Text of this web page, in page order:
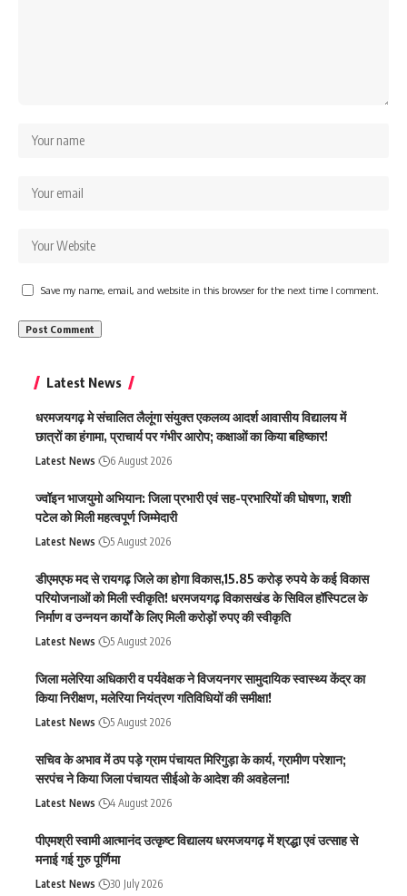
Save my name, email, and website in this browser for the next time I comment.
Latest News
धरमजयगढ़ मे संचालित लैलूंगा संयुक्त एकलव्य आदर्श आवासीय विद्यालय में
छात्रों का हंगामा, प्राचार्य पर गंभीर आरोप; कक्षाओं का किया बहिष्कार!
Latest News 6 August 2026
ज्वॉइन भाजयुमो अभियान: जिला प्रभारी एवं सह-प्रभारियों की घोषणा, शशी
पटेल को मिली महत्वपूर्ण जिम्मेदारी
Latest News 5 August 2026
डीएमएफ मद से रायगढ़ जिले का होगा विकास,15.85 करोड़ रुपये के कई विकास
परियोजनाओं को मिली स्वीकृति! धरमजयगढ़ विकासखंड के सिविल हॉस्पिटल के
निर्माण व उन्नयन कार्यों के लिए मिली करोड़ों रुपए की स्वीकृति
Latest News 5 August 2026
जिला मलेरिया अधिकारी व पर्यवेक्षक ने विजयनगर सामुदायिक स्वास्थ्य केंद्र का
किया निरीक्षण, मलेरिया नियंत्रण गतिविधियों की समीक्षा!
Latest News 5 August 2026
सचिव के अभाव में ठप पड़े ग्राम पंचायत मिरिगुड़ा के कार्य, ग्रामीण परेशान;
सरपंच ने किया जिला पंचायत सीईओ के आदेश की अवहेलना!
Latest News 4 August 2026
पीएमश्री स्वामी आत्मानंद उत्कृष्ट विद्यालय धरमजयगढ़ में श्रद्धा एवं उत्साह से
मनाई गई गुरु पूर्णिमा
Latest News 30 July 2026